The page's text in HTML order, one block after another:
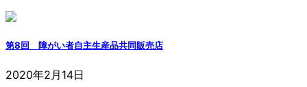
第8回 障がい者自主生産品共同販売店
2020年2月14日